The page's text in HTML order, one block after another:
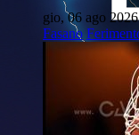
gio, 06 ago
Fasano